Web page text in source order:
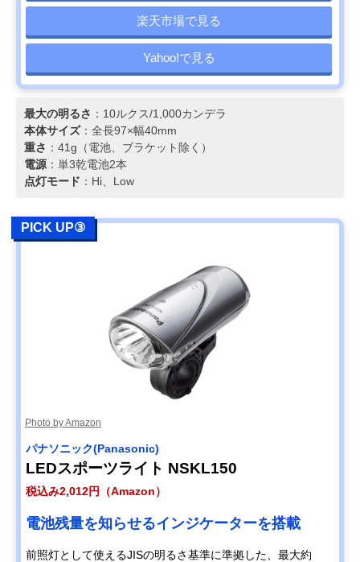
楽天市場で見る
Yahoo!で見る
最大の明るさ ：10ルクス/1,000カンデラ
本体サイズ：全長97×幅40mm
重さ ：41g（電池、ブラケット除く）
電源 ：単3乾電池2本
点灯モード ：Hi、Low
PICK UP③
Photo by Amazon
パナソニック(Panasonic)
LEDスポーツライト NSKL150
税込み2,012円（Amazon）
電池残量を知らせるインジケーターを搭載
前照灯として使えるJISの明るさ基準に準拠した、最大約